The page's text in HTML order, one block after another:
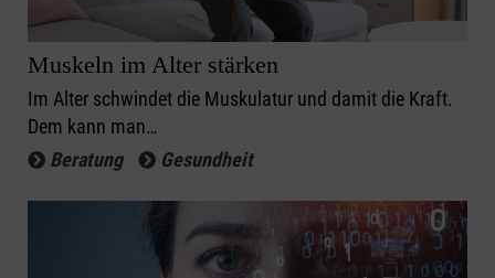
Muskeln im Alter stärken
Im Alter schwindet die Muskulatur und damit die Kraft.
Dem kann man…
Beratung
Gesundheit